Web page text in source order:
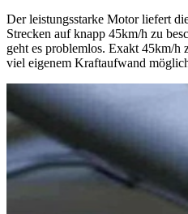
Der leistungsstarke Motor liefert
Strecken auf knapp 45km/h zu
geht es problemlos. Exakt 45km/h
viel eigenem Kraftaufwand